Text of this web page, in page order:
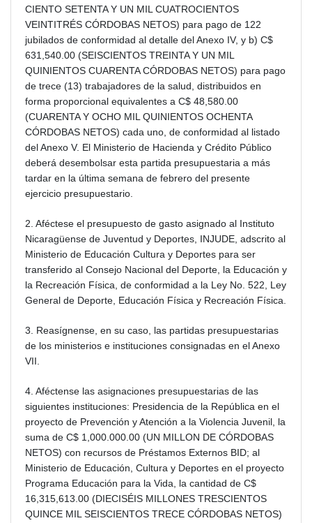
CIENTO SETENTA Y UN MIL CUATROCIENTOS
VEINTITRÉS CÓRDOBAS NETOS) para pago de 122
jubilados de conformidad al detalle del Anexo IV, y b) C$
631,540.00 (SEISCIENTOS TREINTA Y UN MIL
QUINIENTOS CUARENTA CÓRDOBAS NETOS) para pago
de trece (13) trabajadores de la salud, distribuidos en
forma proporcional equivalentes a C$ 48,580.00
(CUARENTA Y OCHO MIL QUINIENTOS OCHENTA
CÓRDOBAS NETOS) cada uno, de conformidad al listado
del Anexo V. El Ministerio de Hacienda y Crédito Público
deberá desembolsar esta partida presupuestaria a más
tardar en la última semana de febrero del presente
ejercicio presupuestario.
2. Aféctese el presupuesto de gasto asignado al Instituto
Nicaragüense de Juventud y Deportes, INJUDE, adscrito al
Ministerio de Educación Cultura y Deportes para ser
transferido al Consejo Nacional del Deporte, la Educación y
la Recreación Física, de conformidad a la Ley No. 522, Ley
General de Deporte, Educación Física y Recreación Física.
3. Reasígnense, en su caso, las partidas presupuestarias
de los ministerios e instituciones consignadas en el Anexo
VII.
4. Aféctense las asignaciones presupuestarias de las
siguientes instituciones: Presidencia de la República en el
proyecto de Prevención y Atención a la Violencia Juvenil, la
suma de C$ 1,000.000.00 (UN MILLON DE CÓRDOBAS
NETOS) con recursos de Préstamos Externos BID; al
Ministerio de Educación, Cultura y Deportes en el proyecto
Programa Educación para la Vida, la cantidad de C$
16,315,613.00 (DIECISÉIS MILLONES TRESCIENTOS
QUINCE MIL SEISCIENTOS TRECE CÓRDOBAS NETOS)